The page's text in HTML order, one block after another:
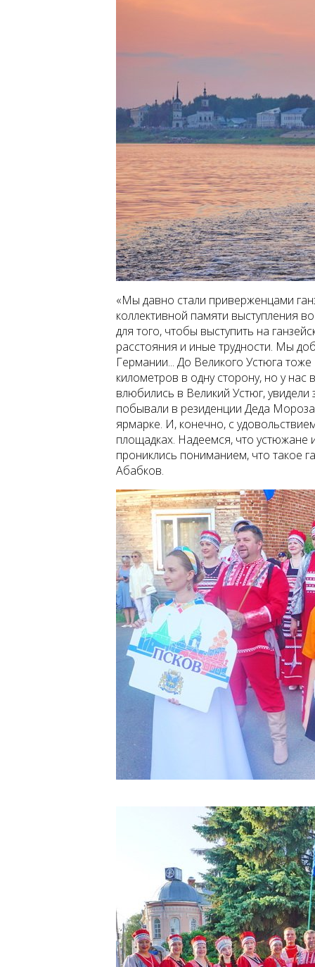
«Мы давно стали приверженцами
коллективной памяти выступления
для того, чтобы выступить на
расстояния и иные трудности. Мы
Германии... До Великого Устюга
километров в одну сторону, но у нас
влюбились в Великий Устюг,
побывали в резиденции Деда
ярмарке. И, конечно, с
площадках. Надеемся, что устюжане
прониклись пониманием, что такое
Абабков.